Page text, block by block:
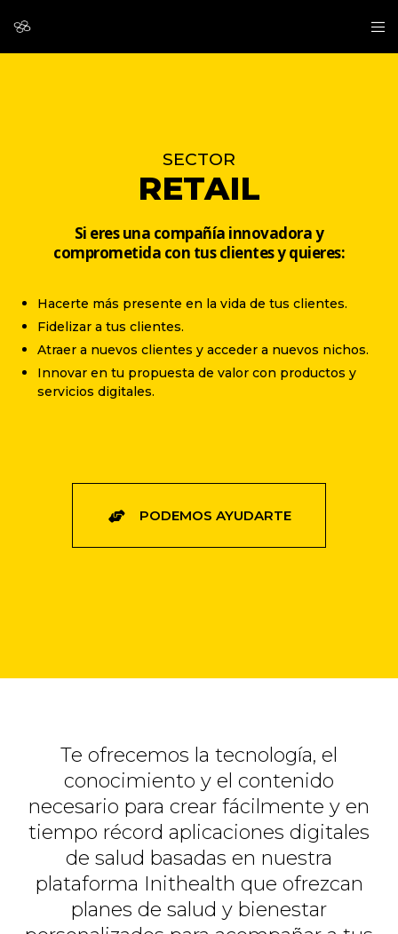
SECTOR
RETAIL
Si eres una compañía innovadora y
comprometida con tus clientes y quieres:
Hacerte más presente en la vida de tus clientes.
Fidelizar a tus clientes.
Atraer a nuevos clientes y acceder a nuevos nichos.
Innovar en tu propuesta de valor con productos y
servicios digitales.
PODEMOS AYUDARTE
Te ofrecemos la tecnología, el
conocimiento y el contenido
necesario para crear fácilmente y en
tiempo récord aplicaciones digitales
de salud basadas en nuestra
plataforma Inithealth que ofrezcan
planes de salud y bienestar